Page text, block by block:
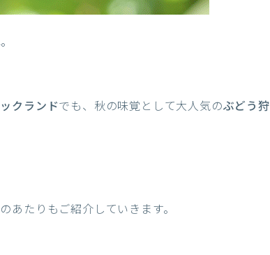
クランドでも、秋の味覚として大人気のぶどう狩
あたりもご紹介していきます。